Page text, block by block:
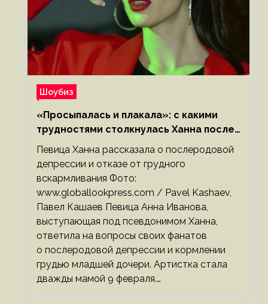
Шоубиз
«Просыпалась и плакала»: с какими
трудностями столкнулась Ханна после
родов
Певица Ханна рассказала о послеродовой
депрессии и отказе от грудного
вскармливания Фото:
www.globallookpress.com / Pavel Kashaev,
Павел Кашаев Певица Анна Иванова,
выступающая под псевдонимом Ханна,
ответила на вопросы своих фанатов
о послеродовой депрессии и кормлении
грудью младшей дочери. Артистка стала
дважды мамой 9 февраля.…